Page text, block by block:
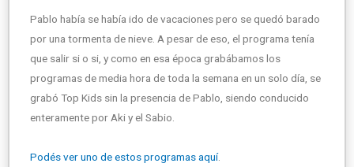
Pablo había se había ido de vacaciones pero se quedó barado
por una tormenta de nieve. A pesar de eso, el programa tenía
que salir si o si, y como en esa época grabábamos los
programas de media hora de toda la semana en un solo día, se
grabó Top Kids sin la presencia de Pablo, siendo conducido
enteramente por Aki y el Sabio.
Podés ver uno de estos programas aquí.